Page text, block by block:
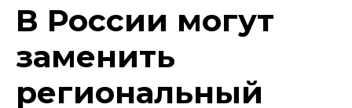
В России могут
заменить
региональный